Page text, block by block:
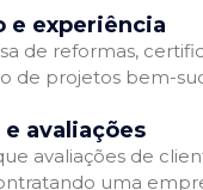
e experiência
de reformas,
de projetos bem-
avaliações
avaliações de
uma